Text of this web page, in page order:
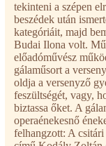
tekinteni a szépen
beszédek után
kategóriáit, majd
Budai Ilona volt.
előadóművész
gálaműsort a
oldja a versenyző
feszültségét, vagy,
biztassa őket. A
operaénekesnő
felhangzott: A csitári